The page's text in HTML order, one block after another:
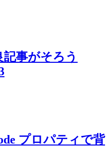
事がそろう
プロパティで背